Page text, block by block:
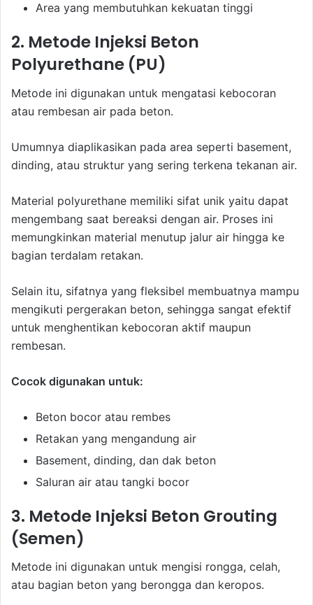
Area yang membutuhkan kekuatan tinggi
2. Metode Injeksi Beton
Polyurethane (PU)
Metode ini digunakan untuk mengatasi kebocoran
atau rembesan air pada beton.
Umumnya diaplikasikan pada area seperti basement,
dinding, atau struktur yang sering terkena tekanan air.
Material polyurethane memiliki sifat unik yaitu dapat
mengembang saat bereaksi dengan air. Proses ini
memungkinkan material menutup jalur air hingga ke
bagian terdalam retakan.
Selain itu, sifatnya yang fleksibel membuatnya mampu
mengikuti pergerakan beton, sehingga sangat efektif
untuk menghentikan kebocoran aktif maupun
rembesan.
Cocok digunakan untuk:
Beton bocor atau rembes
Retakan yang mengandung air
Basement, dinding, dan dak beton
Saluran air atau tangki bocor
3. Metode Injeksi Beton Grouting
(Semen)
Metode ini digunakan untuk mengisi rongga, celah,
atau bagian beton yang berongga dan keropos.